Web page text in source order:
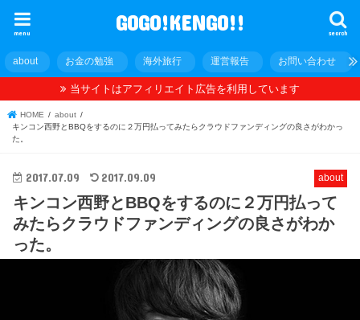
GOGO!KENGO!! search
menu
about お金の勉強 海外旅行 運営報告 お問い合わせ
当サイトはアフィリエイト広告を利用しています
HOME
about
キンコン西野とBBQをするのに２万円払ってみたらクラウドファンディングの良さがわかっ
た。
about
2017.07.09 2017.09.09
キンコン西野とBBQをするのに２万円払って
みたらクラウドファンディングの良さがわか
った。